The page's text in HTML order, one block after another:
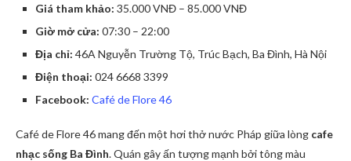
Giá tham khảo: 35.000 VNĐ – 85.000 VNĐ
Giờ mở cửa: 07:30 – 22:00
Địa chỉ: 46A Nguyễn Trường Tộ, Trúc Bạch, Ba Đình, Hà Nội
Điện thoại: 024 6668 3399
Facebook: Café de Flore 46
Café de Flore 46 mang đến một hơi thở nước Pháp giữa lòng cafe
nhạc sống Ba Đình. Quán gây ấn tượng mạnh bởi tông màu